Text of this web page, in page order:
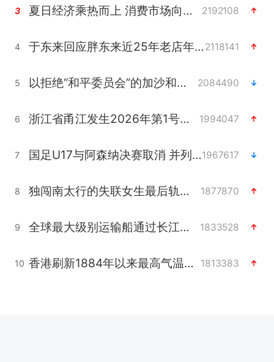
3 夏日经济乘热而上 消费市场向新而行 2192108
4 于东来回应胖东来近25年老店年底关闭2118141
5 以拒绝“和平委员会”的加沙和平计划 2084490
6 浙江省甬江发生2026年第1号洪水 1994047
7 国足U17与阿森纳决赛取消 并列冠军1967617
8 独闯南太行的失联女生最后轨迹已确认 1877870
9 全球最大级别运输船通过长江大桥 1833528
10 香港刷新1884年以来最高气温纪录 1813383